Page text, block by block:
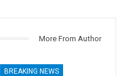
More From Author
BREAKING NEWS